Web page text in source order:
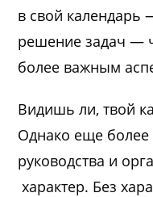
в свой
решение задач —
более важным
Видишь ли, твой
Однако еще
руководства и
характер. Без